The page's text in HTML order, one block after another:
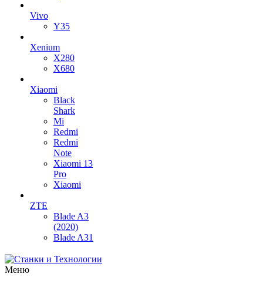
Vivo
Y35
Xenium
X280
X680
Xiaomi
Black
Shark
Mi
Redmi
Redmi
Note
Xiaomi 13
Pro
Xiaomi
ZTE
Blade A3
(2020)
Blade A31
Меню